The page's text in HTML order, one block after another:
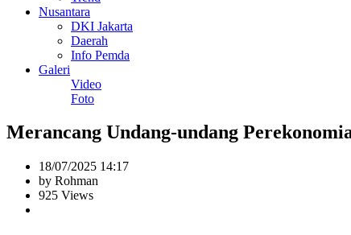
Nusantara
DKI Jakarta
Daerah
Info Pemda
Galeri
Video
Foto
Merancang Undang-undang
18/07/2025 14:17
by Rohman
925 Views